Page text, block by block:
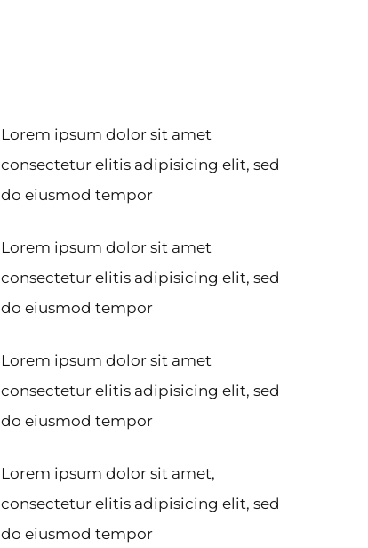
Lorem ipsum dolor sit amet
consectetur elitis adipisicing elit, sed
do eiusmod tempor
Lorem ipsum dolor sit amet
consectetur elitis adipisicing elit, sed
do eiusmod tempor
Lorem ipsum dolor sit amet
consectetur elitis adipisicing elit, sed
do eiusmod tempor
Lorem ipsum dolor sit amet,
consectetur elitis adipisicing elit, sed
do eiusmod tempor